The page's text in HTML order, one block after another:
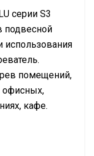
серии S3
подвесной
использования
помещений,
офисных,
кафе.